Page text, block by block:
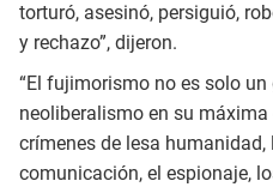
torturó, asesinó, persiguió,
y rechazo”, dijeron.
“El fujimorismo no es solo un
neoliberalismo en su
crímenes de lesa
comunicación, el espionaje,